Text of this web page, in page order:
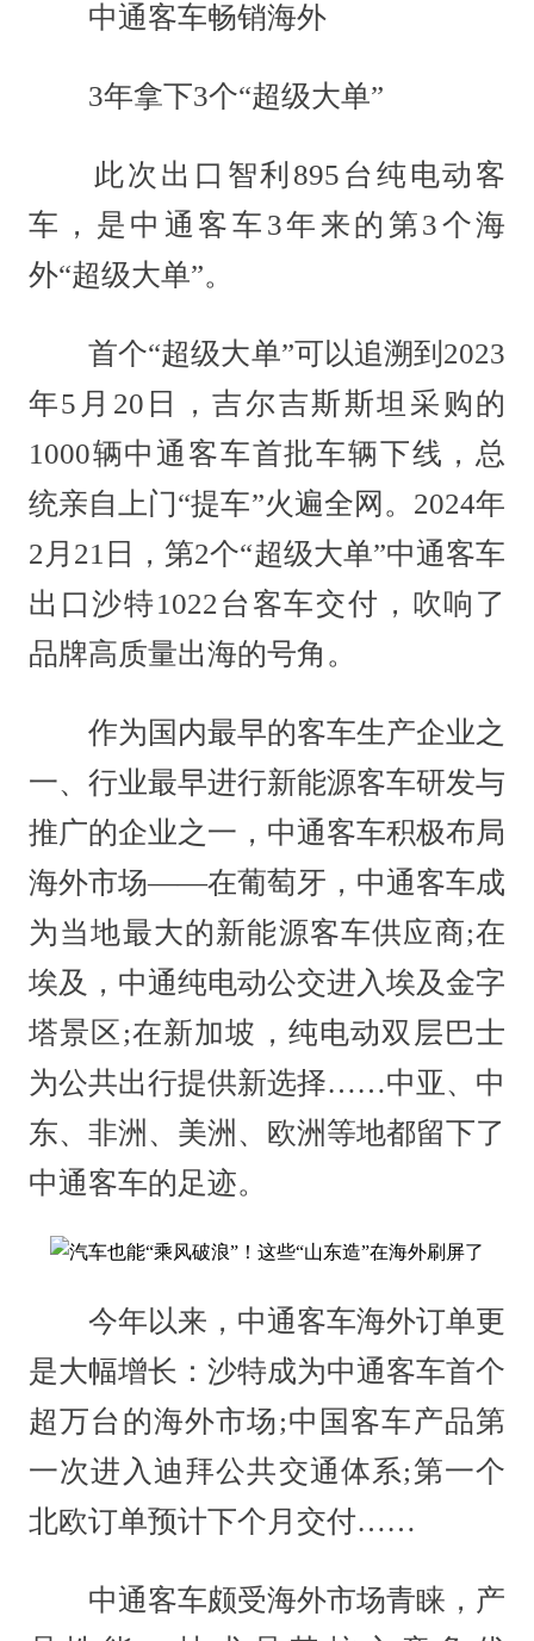
中通客车畅销海外
3年拿下3个“超级大单”
此次出口智利895台纯电动客
车，是中通客车3年来的第3个海
外“超级大单”。
首个“超级大单”可以追溯到2023
年5月20日，吉尔吉斯斯坦采购的
1000辆中通客车首批车辆下线，总
统亲自上门“提车”火遍全网。2024年
2月21日，第2个“超级大单”中通客车
出口沙特1022台客车交付，吹响了
品牌高质量出海的号角。
作为国内最早的客车生产企业之
一、行业最早进行新能源客车研发与
推广的企业之一，中通客车积极布局
海外市场——在葡萄牙，中通客车成
为当地最大的新能源客车供应商;在
埃及，中通纯电动公交进入埃及金字
塔景区;在新加坡，纯电动双层巴士
为公共出行提供新选择……中亚、中
东、非洲、美洲、欧洲等地都留下了
中通客车的足迹。
今年以来，中通客车海外订单更
是大幅增长：沙特成为中通客车首个
超万台的海外市场;中国客车产品第
一次进入迪拜公共交通体系;第一个
北欧订单预计下个月交付……
中通客车颇受海外市场青睐，产